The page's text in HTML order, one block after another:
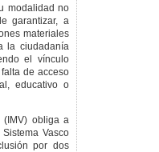
modalidad no
garantizar, a
materiales
la ciudadanía
el vínculo
de acceso
educativo o
(IMV) obliga a
Vasco
por dos